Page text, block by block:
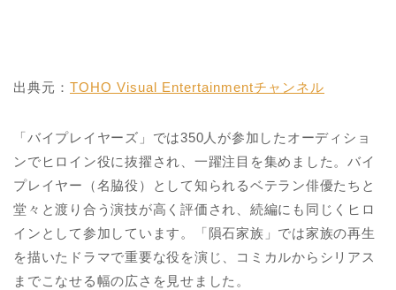
出典元： TOHO Visual Entertainmentチャンネル
「バイプレイヤーズ」では350人が参加したオーディショ
ンでヒロイン役に抜擢され、一躍注目を集めました。バイ
プレイヤー（名脇役）として知られるベテラン俳優たちと
堂々と渡り合う演技が高く評価され、続編にも同じくヒロ
インとして参加しています。「隕石家族」では家族の再生
を描いたドラマで重要な役を演じ、コミカルからシリアス
までこなせる幅の広さを見せました。